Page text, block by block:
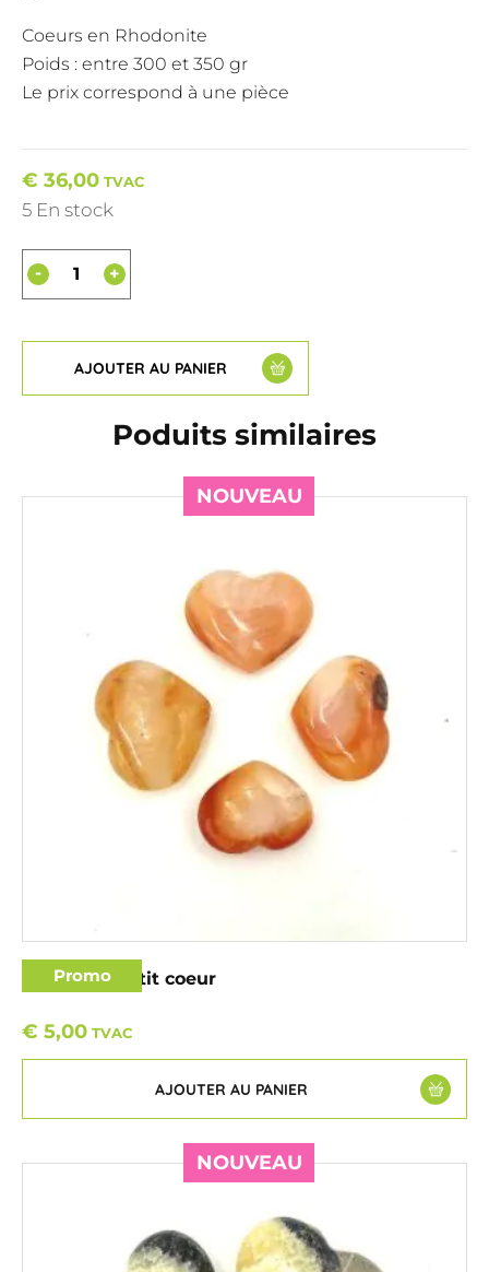
Coeurs en Rhodonite
Poids : entre 300 et 350 gr
Le prix correspond à une pièce
€ 36,00 TVAC
5 En stock
+
-
AJOUTER AU PANIER
Poduits similaires
NOUVEAU
NOUVEAU
Promo
Cornaline petit coeur
€ 5,00 TVAC
AJOUTER AU PANIER
NOUVEAU
NOUVEAU